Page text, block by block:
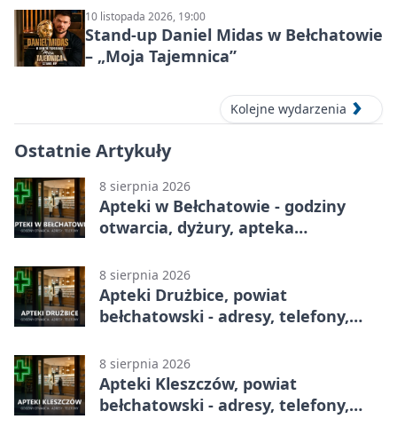
10 listopada 2026, 19:00
Stand-up Daniel Midas w Bełchatowie
– „Moja Tajemnica”
Kolejne wydarzenia
Ostatnie Artykuły
8 sierpnia 2026
Apteki w Bełchatowie - godziny
otwarcia, dyżury, apteka
8 sierpnia 2026
Apteki Drużbice, powiat
bełchatowski - adresy, telefony,
8 sierpnia 2026
Apteki Kleszczów, powiat
bełchatowski - adresy, telefony,